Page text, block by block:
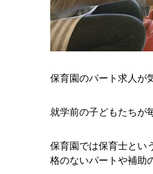
保育園のパート求人が
就学前の子どもたちが
保育園では保育士とい
格のないパートや補助